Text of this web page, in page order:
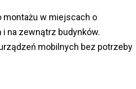
montażu w miejscach o
na zewnątrz budynków.
mobilnych bez potrzeby